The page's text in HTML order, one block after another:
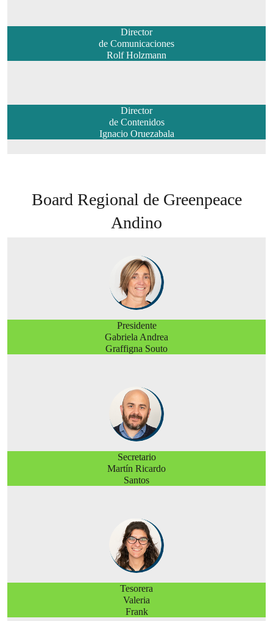
Director
de Comunicaciones
Rolf Holzmann
Director
de Contenidos
Ignacio Oruezabala
Board Regional de Greenpeace
Andino
Presidente
Gabriela Andrea
Graffigna Souto
Secretario
Martín Ricardo
Santos
Tesorera
Valeria
Frank